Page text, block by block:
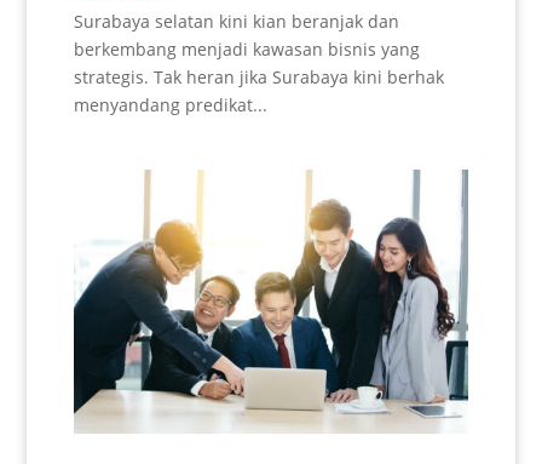
Surabaya selatan kini kian beranjak dan
berkembang menjadi kawasan bisnis yang
strategis. Tak heran jika Surabaya kini berhak
menyandang predikat...